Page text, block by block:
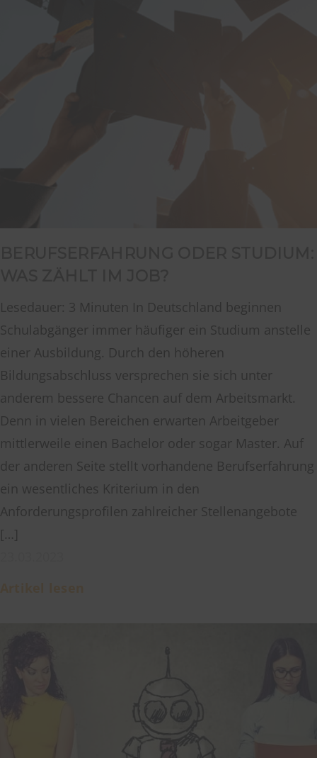
Lesedauer: 3 Minuten In Deutschland beginnen
Schulabgänger immer häufiger ein Studium anstelle
einer Ausbildung. Durch den höheren
Bildungsabschluss versprechen sie sich unter
anderem bessere Chancen auf dem Arbeitsmarkt.
Denn in vielen Bereichen erwarten Arbeitgeber
mittlerweile einen Bachelor oder sogar Master. Auf
der anderen Seite stellt vorhandene Berufserfahrung
ein wesentliches Kriterium in den
Anforderungsprofilen zahlreicher Stellenangebote
[…]